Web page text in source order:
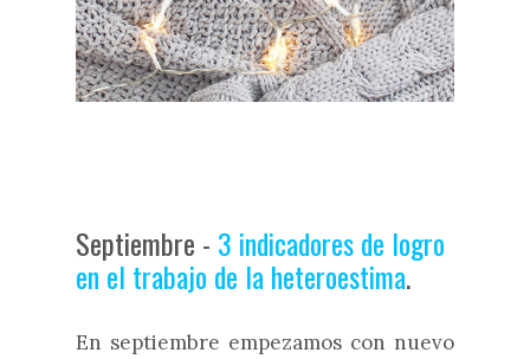
Septiembre - 3 indicadores de logro
en el trabajo de la heteroestima.
En septiembre empezamos con nuevo